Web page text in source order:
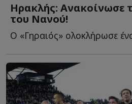
Ηρακλής: Ανακοίνωσε
του Νανού!